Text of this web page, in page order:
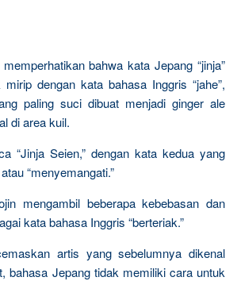
bahwa kata Jepang “jinja”
dengan kata bahasa Inggris “jahe”,
paling suci dibuat menjadi ginger ale
di area kuil.
“Jinja Seien,” dengan kata kedua yang
“menyemangati.”
mengambil beberapa kebebasan dan
kata bahasa Inggris “berteriak.”
artis yang sebelumnya dikenal
bahasa Jepang tidak memiliki cara untuk